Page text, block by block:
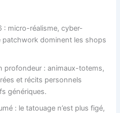
: micro-réalisme, cyber-
patchwork dominent les shops
profondeur : animaux-totems,
et récits personnels
génériques.
: le tatouage n’est plus figé,